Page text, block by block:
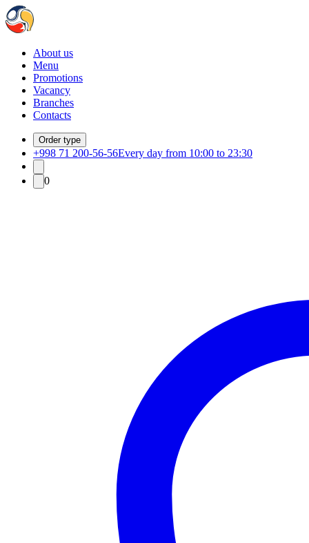
About us
Menu
Promotions
Vacancy
Branches
Contacts
Order type
+998 71 200-56-56Every day from 10:00 to 23:30
0